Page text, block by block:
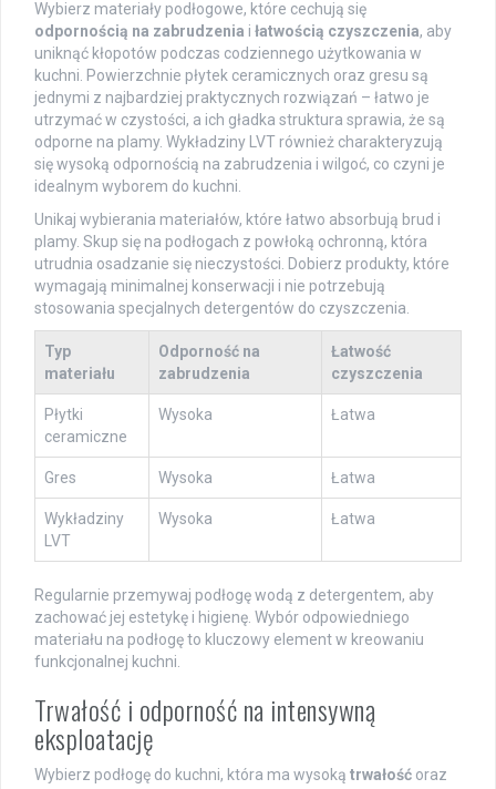
Wybierz materiały podłogowe, które cechują się
odpornością na zabrudzenia i łatwością czyszczenia, aby
uniknąć kłopotów podczas codziennego użytkowania w
kuchni. Powierzchnie płytek ceramicznych oraz gresu są
jednymi z najbardziej praktycznych rozwiązań – łatwo je
utrzymać w czystości, a ich gładka struktura sprawia, że są
odporne na plamy. Wykładziny LVT również charakteryzują
się wysoką odpornością na zabrudzenia i wilgoć, co czyni je
idealnym wyborem do kuchni.
Unikaj wybierania materiałów, które łatwo absorbują brud i
plamy. Skup się na podłogach z powłoką ochronną, która
utrudnia osadzanie się nieczystości. Dobierz produkty, które
wymagają minimalnej konserwacji i nie potrzebują
stosowania specjalnych detergentów do czyszczenia.
Typ
materiału
Odporność na
zabrudzenia
Łatwość
czyszczenia
Płytki
ceramiczne
Wysoka Łatwa
Gres Wysoka Łatwa
Wykładziny
LVT
Wysoka Łatwa
Regularnie przemywaj podłogę wodą z detergentem, aby
zachować jej estetykę i higienę. Wybór odpowiedniego
materiału na podłogę to kluczowy element w kreowaniu
funkcjonalnej kuchni.
Trwałość i odporność na intensywną
eksploatację
Wybierz podłogę do kuchni, która ma wysoką trwałość oraz